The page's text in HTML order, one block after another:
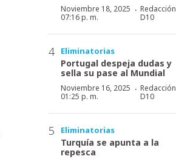
Noviembre 18, 2025
07:16 p. m.
· Redacción
D10
Eliminatorias
Portugal despeja dudas y
sella su pase al Mundial
Noviembre 16, 2025
01:25 p. m.
· Redacción
D10
Eliminatorias
Turquía se apunta a la
repesca